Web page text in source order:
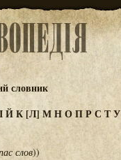
словник
ІЙК [Л] МНОПРС ТУ
слов))